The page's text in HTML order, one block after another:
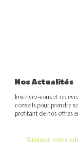
Nos Actualités
Inscrivez-vous et
conseils pour prendre
profitant de nos offres